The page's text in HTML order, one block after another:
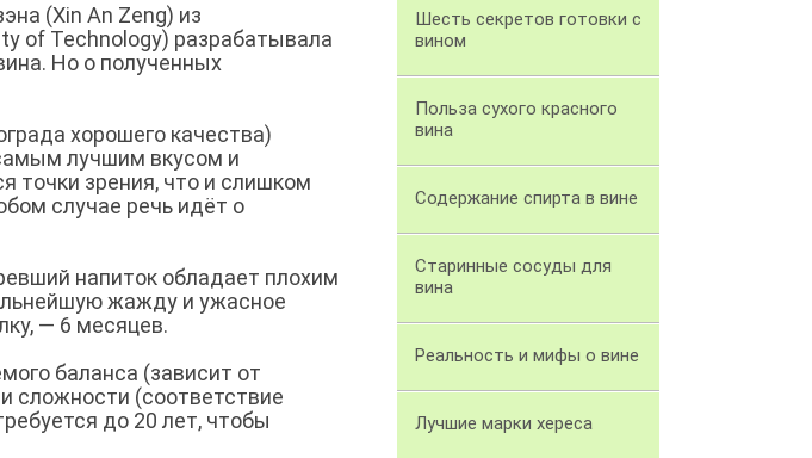
(Xin An Zeng) из
of Technology) разрабатывала
Но о полученных
хорошего качества)
лучшим вкусом и
точки зрения, что и слишком
случае речь идёт о
напиток обладает плохим
жажду и ужасное
— 6 месяцев.
баланса (зависит от
сложности (соответствие
до 20 лет, чтобы
Шесть секретов готовки с
вином
Польза сухого красного
вина
Содержание спирта в вине
Старинные сосуды для
вина
Реальность и мифы о вине
Лучшие марки хереса